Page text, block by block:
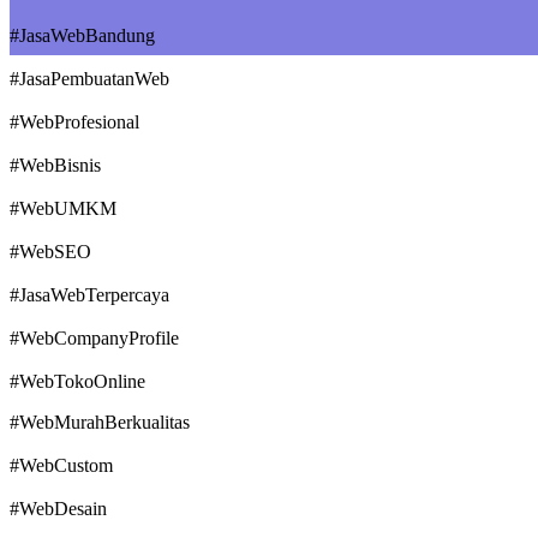
#JasaWebBandung
#JasaPembuatanWeb
#WebProfesional
#WebBisnis
#WebUMKM
#WebSEO
#JasaWebTerpercaya
#WebCompanyProfile
#WebTokoOnline
#WebMurahBerkualitas
#WebCustom
#WebDesain